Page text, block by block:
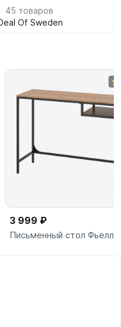
45 товаров
Of Sweden
3 999 ₽
Письменный стол